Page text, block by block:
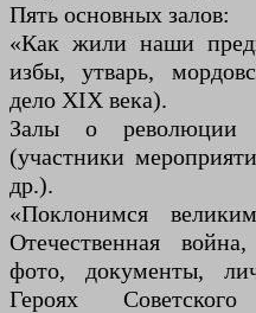
Пять основных залов:
«Как жили наши
избы, утварь,
дело XIX века).
Залы о революции
(участники
др.).
«Поклонимся
Отечественная
фото, документы,
Героях